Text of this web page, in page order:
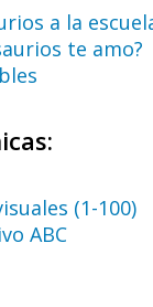
a la
te amo?
(1-100)
ABC